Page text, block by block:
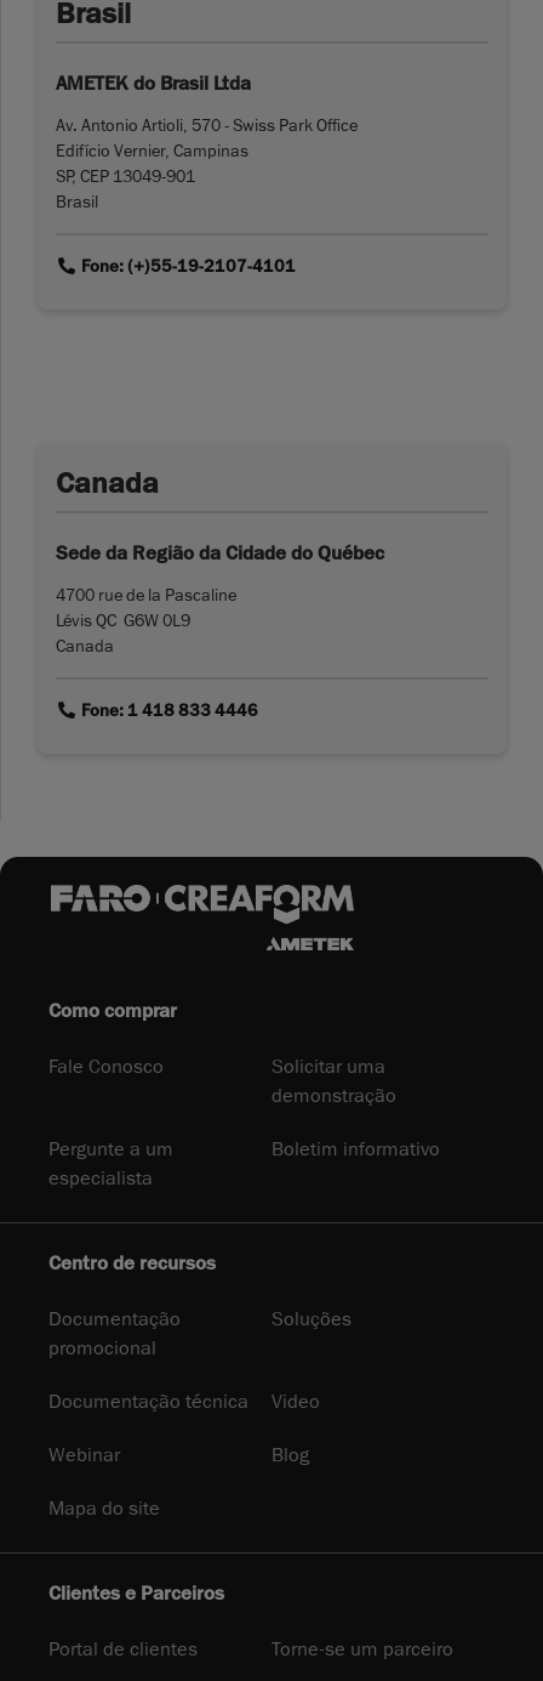
Brasil
AMETEK do Brasil Ltda
Av. Antonio Artioli, 570 - Swiss Park Office
Edifício Vernier, Campinas
SP, CEP 13049-901
Brasil
linkFone: (+)55-19-2107-4101
Canada
Sede da Região da Cidade do Québec
4700 rue de la Pascaline
Lévis QC G6W 0L9
Canada
linkFone: 1 418 833 4446
Como comprar
Fale Conosco
Solicitar uma
demonstração
Pergunte a um
especialista
Boletim informativo
Centro de recursos
Documentação
promocional
Soluções
Documentação técnica Video
Webinar Blog
Mapa do site
Clientes e Parceiros
Portal de clientes Torne-se um parceiro